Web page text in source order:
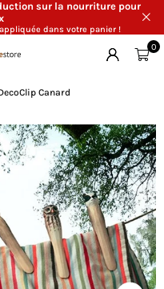
sur la nourriture pour
dans votre panier !
0
Canard